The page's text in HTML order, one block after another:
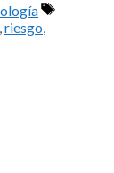
Etiquetas
,riesgo,